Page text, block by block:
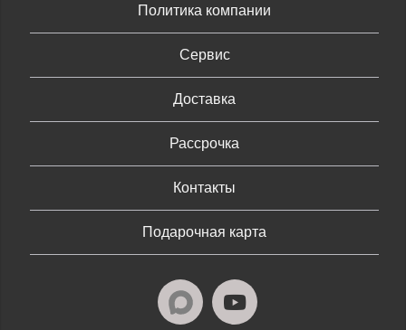
Политика компании
Сервис
Доставка
Рассрочка
Контакты
Подарочная карта